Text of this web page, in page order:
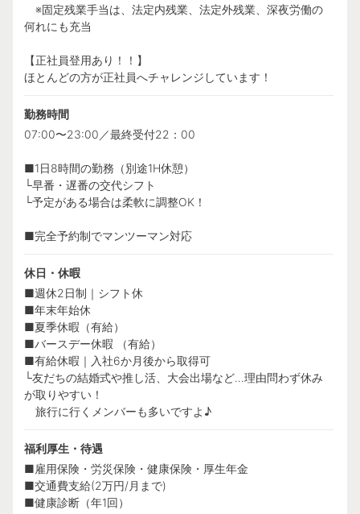
※固定残業手当は、法定内残業、法定外残業、深夜労働の
何れにも充当
【正社員登用あり！！】
ほとんどの方が正社員へチャレンジしています！
勤務時間
07:00〜23:00／最終受付22：00
■1日8時間の勤務（別途1H休憩）
└早番・遅番の交代シフト
└予定がある場合は柔軟に調整OK！
■完全予約制でマンツーマン対応
休日・休暇
■週休2日制｜シフト休
■年末年始休
■夏季休暇（有給）
■バースデー休暇 （有給）
■有給休暇｜入社6か月後から取得可
└友だちの結婚式や推し活、大会出場など…理由問わず休み
が取りやすい！
旅行に行くメンバーも多いですよ♪
福利厚生・待遇
■雇用保険・労災保険・健康保険・厚生年金
■交通費支給(2万円/月まで)
■健康診断（年1回）